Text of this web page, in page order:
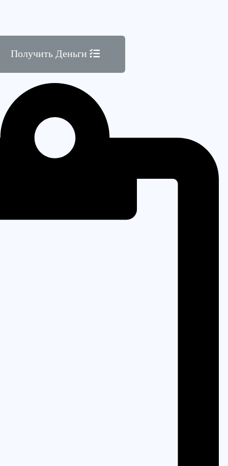
Получить Деньги